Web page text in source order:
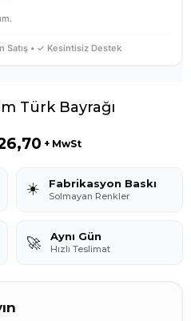
Satış • ✓ Kesintisiz Destek
Türk Bayrağı
+ MwSt
☀️ Fabrikasyon Baskı
Solmayan Renkler
🚀 Aynı Gün
Hızlı Teslimat